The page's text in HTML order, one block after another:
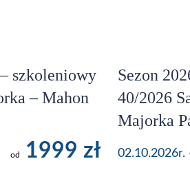
szkoleniowy
– Mahon
od 1999 zł
Sezon
40/2026
Majorka
02.10.2026r.